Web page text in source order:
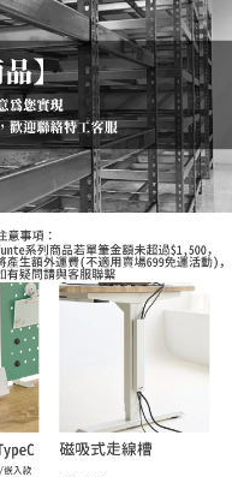
帳號之用戶狀況，依本公司即
之情形，本公司將視審查結果
冊。若發現惡意使用之情形，
用額度並採取法律行動。